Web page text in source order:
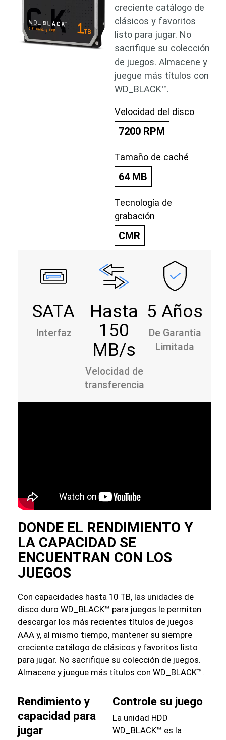
creciente catálogo de
clásicos y favoritos
listo para jugar. No
sacrifique su colección
de juegos. Almacene y
juegue más títulos con
WD_BLACK™.
Velocidad del disco
7200 RPM
Tamaño de caché
64 MB
Tecnología de
grabación
CMR
SATA
Interfaz
Hasta
150
MB/s
Velocidad de
transferencia
5 Años
De Garantía
Limitada
DONDE EL RENDIMIENTO Y
LA CAPACIDAD SE
ENCUENTRAN CON LOS
JUEGOS
Con capacidades hasta 10 TB, las unidades de
disco duro WD_BLACK™ para juegos le permiten
descargar los más recientes títulos de juegos
AAA y, al mismo tiempo, mantener su siempre
creciente catálogo de clásicos y favoritos listo
para jugar. No sacrifique su colección de juegos.
Almacene y juegue más títulos con WD_BLACK™.
Rendimiento y
capacidad para
jugar
Controle su juego
La unidad HDD
WD_BLACK™ es la